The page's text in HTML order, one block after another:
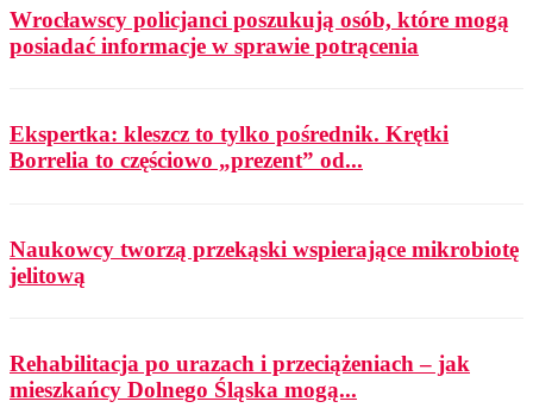
Wrocławscy policjanci poszukują osób, które mogą
posiadać informacje w sprawie potrącenia
Ekspertka: kleszcz to tylko pośrednik. Krętki
Borrelia to częściowo „prezent” od...
Naukowcy tworzą przekąski wspierające mikrobiotę
jelitową
Rehabilitacja po urazach i przeciążeniach – jak
mieszkańcy Dolnego Śląska mogą...